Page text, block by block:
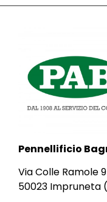
Pennellificio
Via Colle Ramole 9
50023 Impruneta